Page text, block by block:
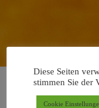
Diese Seiten
stimmen Sie der
Cookie